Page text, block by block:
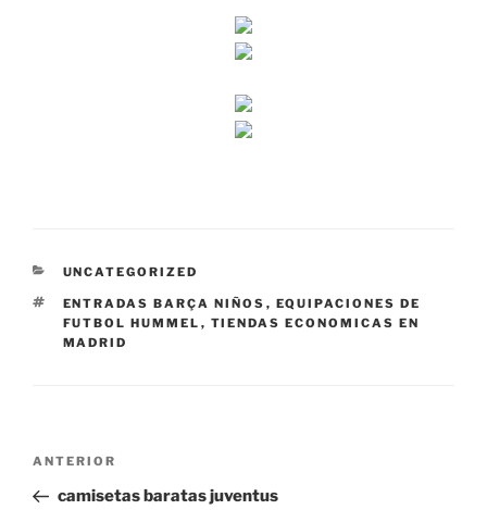
CATEGORÍAS
UNCATEGORIZED
ETIQUETAS
ENTRADAS BARÇA NIÑOS , EQUIPACIONES DE
FUTBOL HUMMEL , TIENDAS ECONOMICAS EN
MADRID
Navegación
entradas
Entrada
anterior:
ANTERIOR
camisetas baratas juventus